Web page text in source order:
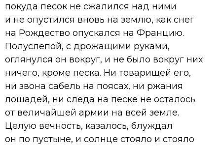
покуда песок не сжалился над ними
и не опустился вновь на землю, как снег
на Рождество опускался на Францию.
Полуслепой, с дрожащими руками,
оглянулся он вокруг, и не было вокруг них
ничего, кроме песка. Ни товарищей его,
ни звона сабель на поясах, ни ржания
лошадей, ни следа на песке не осталось
от величайшей армии на всей земле.
Целую вечность, казалось, блуждал
он по пустыне, и солнце стояло и стояло